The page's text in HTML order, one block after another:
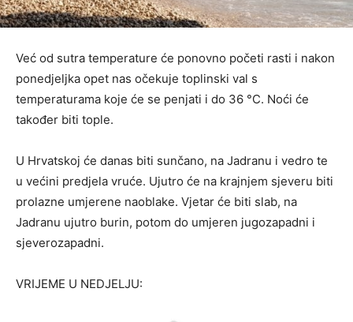
Već od sutra temperature će ponovno početi rasti i nakon
ponedjeljka opet nas očekuje toplinski val s
temperaturama koje će se penjati i do 36 °C. Noći će
također biti tople.
U Hrvatskoj će danas biti sunčano, na Jadranu i vedro te
u većini predjela vruće. Ujutro će na krajnjem sjeveru biti
prolazne umjerene naoblake. Vjetar će biti slab, na
Jadranu ujutro burin, potom do umjeren jugozapadni i
sjeverozapadni.
VRIJEME U NEDJELJU: